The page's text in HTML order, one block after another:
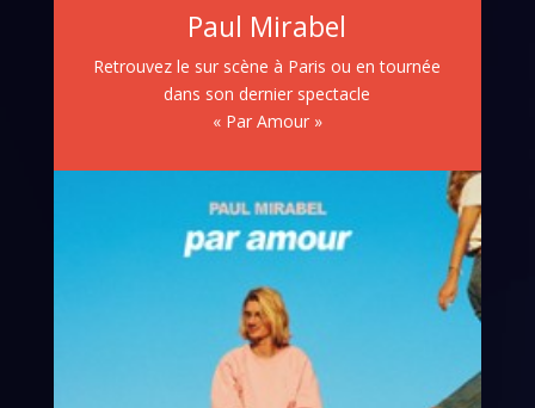
Paul Mirabel
Retrouvez le sur scène à Paris ou en tournée
dans son dernier spectacle
« Par Amour »